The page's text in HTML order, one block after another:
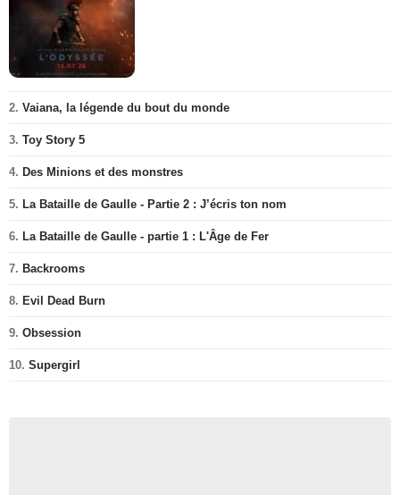
2. Vaiana, la légende du bout du monde
3. Toy Story 5
4. Des Minions et des monstres
5. La Bataille de Gaulle - Partie 2 : J’écris ton nom
6. La Bataille de Gaulle - partie 1 : L'Âge de Fer
7. Backrooms
8. Evil Dead Burn
9. Obsession
10. Supergirl